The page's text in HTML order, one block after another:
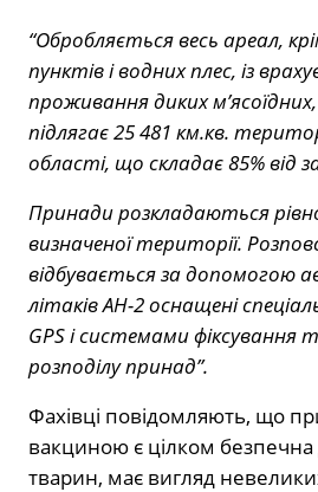
“Обробляється весь ареал,
пунктів і водних плес, із
проживання диких
підлягає 25 481 км.кв.
області, що складає 85% від
Принади розкладаються
визначеної території.
відбувається за допомогою
літаків АН-2 оснащені
GPS і системами фіксування
розподілу принад”.
Фахівці повідомляють, що
вакциною є цілком безпечна
тварин, має вигляд